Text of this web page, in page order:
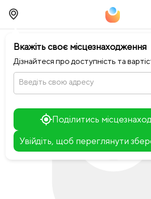
Вкажіть своє місцезнаходження
Дізнайтеся про доступність та
Введіть свою адресу
Поділитись
Увійдіть, щоб переглянути
chevron_leftПовернутися до Міське Кафе 0352